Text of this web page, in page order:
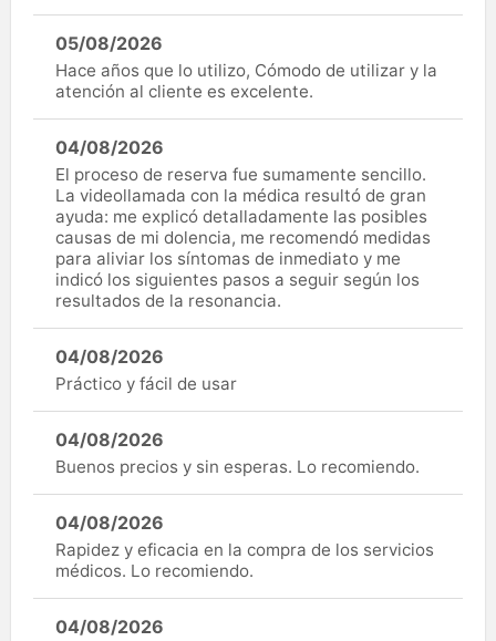
05/08/2026
Hace años que lo utilizo, Cómodo de utilizar y la
atención al cliente es excelente.
04/08/2026
El proceso de reserva fue sumamente sencillo.
La videollamada con la médica resultó de gran
ayuda: me explicó detalladamente las posibles
causas de mi dolencia, me recomendó medidas
para aliviar los síntomas de inmediato y me
indicó los siguientes pasos a seguir según los
resultados de la resonancia.
04/08/2026
Práctico y fácil de usar
04/08/2026
Buenos precios y sin esperas. Lo recomiendo.
04/08/2026
Rapidez y eficacia en la compra de los servicios
médicos. Lo recomiendo.
04/08/2026